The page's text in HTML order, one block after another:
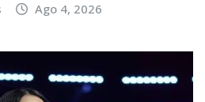
Ago 4, 2026